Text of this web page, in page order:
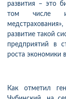
развития – это
том числе и
развитие такой
предприятий в
роста экономики
Как отметил